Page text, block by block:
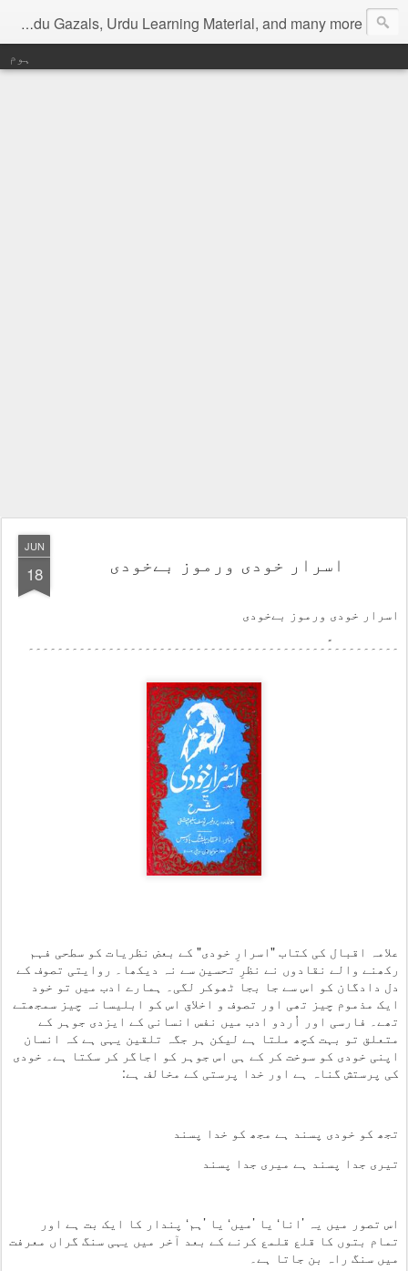
Digital Urdu Magazine to represent Urdu Literature, Urdu News, Health related materials, various function news of Urdu, Beauty tips, Kitchen tips, Urdu Poetry, Urdu Gazals, Urdu Learning Material, and many more.
ہوم
JUN
18 اسرار خودی ورموز بےخودی
اسرار خودی ورموز بےخودی
۔۔۔۔۔۔۔۔۔۔ً۔۔۔۔۔۔۔۔۔۔۔۔۔۔۔۔۔۔۔۔۔۔۔۔۔۔۔۔۔۔۔۔۔۔۔۔۔۔۔۔۔
علامہ اقبال کی کتاب "اسرارِ خودی" کے بعض نظریات کو سطحی فہم
رکھنے والے نقادوں نے نظرِ تحسین سے نہ دیکھا۔ روایتی تصوف کے
دل دادگان کو اس سے جا بجا ٹھوکر لگی۔ ہمارے ادب میں تو خود
ایک مذموم چیز تھی اور تصوف و اخلاق اس کو ابلیسانہ چیز سمجھتے
تھے۔ فارسی اور اُردو ادب میں نفس انسانی کے ایزدی جوہر کے
متعلق تو بہت کچھ ملتا ہے لیکن ہر جگہ تلقین یہی ہے کہ انسان
اپنی خودی کو سوخت کر کے ہی اس جوہر کو اجاگر کر سکتا ہے۔ خودی
کی پرستش گناہ ہے اور خدا پرستی کے مخالف ہے:
تجھ کو خودی پسند ہے مجھ کو خدا پسند
تیری جدا پسند ہے میری جدا پسند
اس تصور میں یہ ’انا‘ یا ’میں‘ یا ’ہم‘ پندار کا ایک بت ہے اور
تمام بتوں کا قلع قلمع کرنے کے بعد آخر میں یہی سنگ گراں معرفت
میں سنگ راہ بن جاتا ہے۔